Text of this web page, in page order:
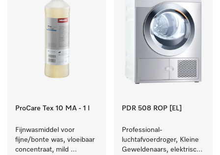
ProCare Tex 10 MA - 1 l
Fijnwasmiddel voor
fijne/bonte was, vloeibaar
concentraat, mild
PDR 508 ROP [EL]
Professional-
luchtafvoerdroger, Kleine
Geweldenaars, elektrisch